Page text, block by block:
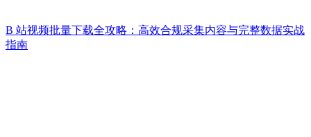
B 站视频批量下载全攻略：高效合规采集内容与完整数据实战
指南